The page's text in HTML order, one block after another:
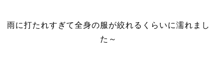
雨に打たれすぎて全身の服が絞れるくらいに濡れまし
た～